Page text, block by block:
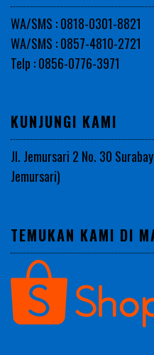
WA/SMS : 0818-0301-8821
WA/SMS : 0857-4810-2721
Telp : 0856-0776-3971
KUNJUNGI KAMI
Jl. Jemursari 2 No. 30
Jemursari)
TEMUKAN KAMI DI